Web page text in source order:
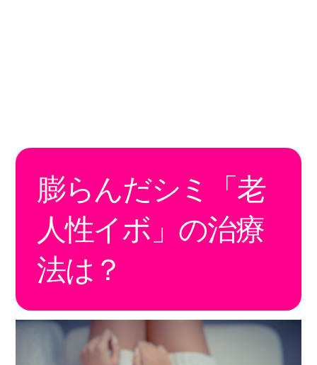
膨らんだシミ「老
人性イボ」の治療
法は？